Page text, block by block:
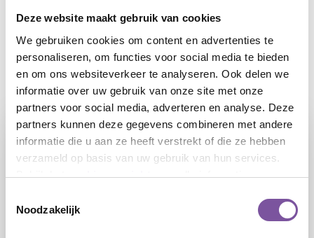
Deze website maakt gebruik van cookies
We gebruiken cookies om content en advertenties te
personaliseren, om functies voor social media te bieden
en om ons websiteverkeer te analyseren. Ook delen we
informatie over uw gebruik van onze site met onze
partners voor social media, adverteren en analyse. Deze
partners kunnen deze gegevens combineren met andere
informatie die u aan ze heeft verstrekt of die ze hebben
verzameld op basis van uw gebruik van hun services.
Bekijk hetcookieoverzichtvoor alle informatie.
Noodzakelijk
FACEBOOKTWITTERLINKEDINWHATSAPP
Laatste nieuws